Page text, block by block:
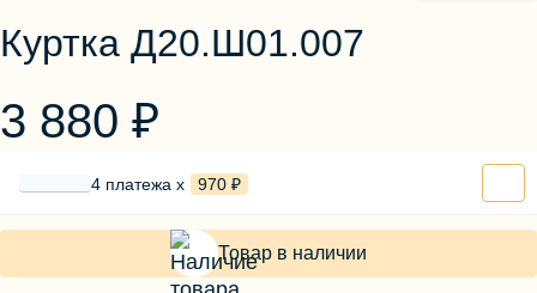
Куртка Д20.Ш01.007
3 880 ₽
4 платежа х 970 ₽
Товар в наличии